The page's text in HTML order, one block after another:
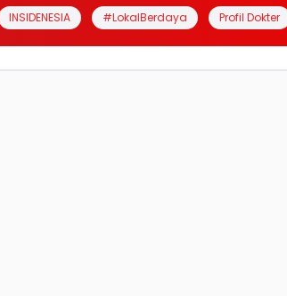
INSIDENESIA #LokalBerdaya Profil Dokter